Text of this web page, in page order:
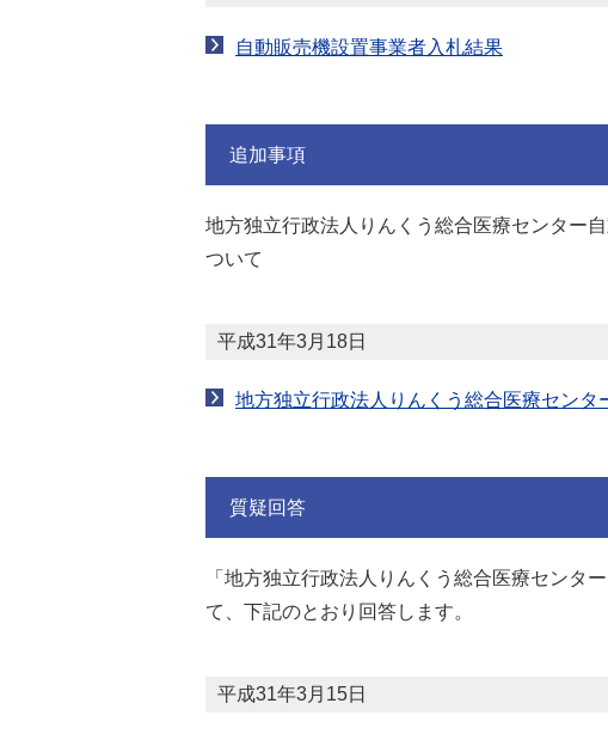
自動販売機設置事業者入札結果
追加事項
地方独立行政法人りんくう総合医療センター
ついて
平成31年3月18日
地方独立行政法人りんくう総合医療セン
質疑回答
「地方独立行政法人りんくう総合医療センタ
て、下記のとおり回答します。
平成31年3月15日